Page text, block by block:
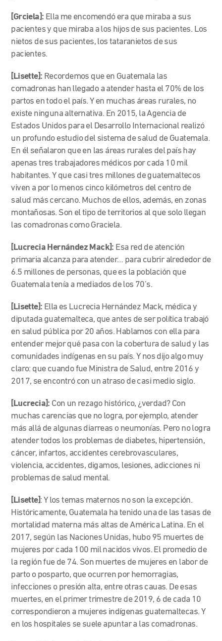
[Grciela]: Ella me encomendó era que miraba a sus
pacientes y que miraba a los hijos de sus pacientes. Los
nietos de sus pacientes, los tataranietos de sus
pacientes.
[Lisette]: Recordemos que en Guatemala las
comadronas han llegado a atender hasta el 70% de los
partos en todo el país. Y en muchas áreas rurales, no
existe ninguna alternativa. En 2015, la Agencia de
Estados Unidos para el Desarrollo Internacional realizó
un profundo estudio del sistema de salud de Guatemala.
En él señalaron que en las áreas rurales del país hay
apenas tres trabajadores médicos por cada 10 mil
habitantes. Y que casi tres millones de guatemaltecos
viven a por lo menos cinco kilómetros del centro de
salud más cercano. Muchos de ellos, además, en zonas
montañosas. Son el tipo de territorios al que solo llegan
las comadronas como Graciela.
[Lucrecia Hernández Mack]: Esa red de atención
primaria alcanza para atender… para cubrir alrededor de
6.5 millones de personas, que es la población que
Guatemala tenía a mediados de los 70’s.
[Lisette]: Ella es Lucrecia Hernández Mack, médica y
diputada guatemalteca, que antes de ser política trabajó
en salud pública por 20 años. Hablamos con ella para
entender mejor qué pasa con la cobertura de salud y las
comunidades indígenas en su país. Y nos dijo algo muy
claro: que cuando fue Ministra de Salud, entre 2016 y
2017, se encontró con un atraso de casi medio siglo.
[Lucrecia]: Con un rezago histórico, ¿verdad? Con
muchas carencias que no logra, por ejemplo, atender
más allá de algunas diarreas o neumonías. Pero no logra
atender todos los problemas de diabetes, hipertensión,
cáncer, infartos, accidentes cerebrovasculares,
violencia, accidentes, digamos, lesiones, adicciones ni
problemas de salud mental.
[Lisette]: Y los temas maternos no son la excepción.
Históricamente, Guatemala ha tenido una de las tasas de
mortalidad materna más altas de América Latina. En el
2017, según las Naciones Unidas, hubo 95 muertes de
mujeres por cada 100 mil nacidos vivos. El promedio de
la región fue de 74. Son muertes de mujeres en labor de
parto o posparto, que ocurren por hemorragias,
infecciones o presión alta, entre otras cauas. De esas
muertes, en el primer trimestre de 2019, 6 de cada 10
correspondieron a mujeres indígenas guatemaltecas. Y
en los hospitales se suele apuntar a las comadronas.